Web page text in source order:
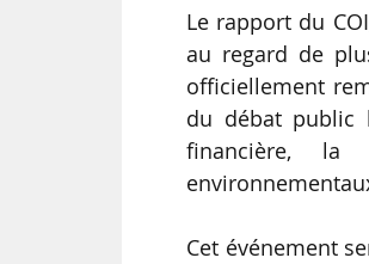
Le rapport du
au regard de
officiellement
du débat public
financière, la
Cet événement